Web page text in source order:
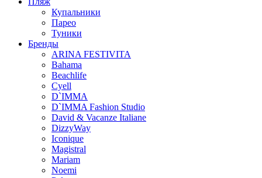
Купальники
Парео
Туники
Бренды
ARINA FESTIVITA
Bahama
Beachlife
Cyell
D`IMMA
D`IMMA Fashion Studio
David & Vacanze Italiane
DizzyWay
Iconique
Magistral
Mariam
Noemi